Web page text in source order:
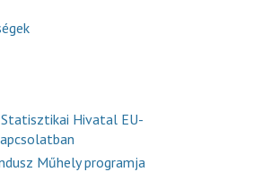
Hivatal EU-
Műhely programja